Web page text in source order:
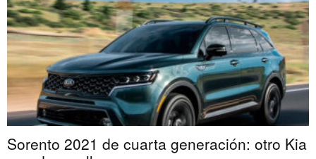
Sorento 2021 de cuarta generación: otro Kia